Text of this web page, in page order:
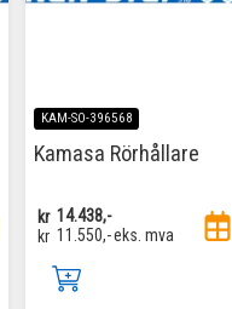
KAM-SO-396568
Kamasa Rörhållare
kr 14.438,-
kr 11.550,-eks. mva